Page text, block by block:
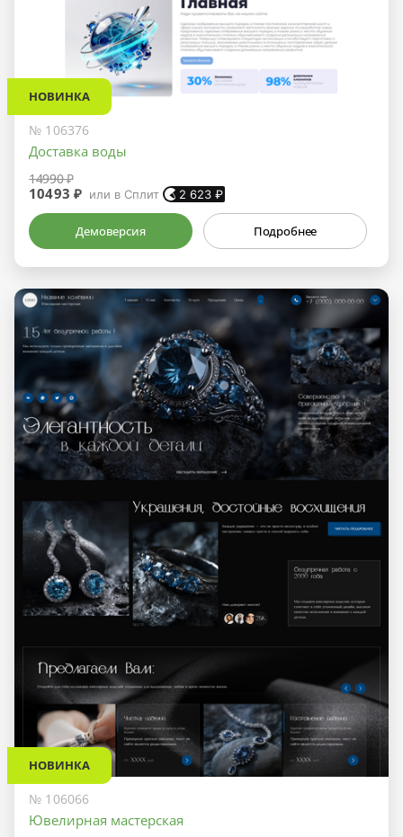
НОВИНКА
№ 106376
Доставка воды
14990 ₽
10493 ₽ или в Сплит 2 623 ₽
Демоверсия Подробнее
НОВИНКА
№ 106066
Ювелирная мастерская